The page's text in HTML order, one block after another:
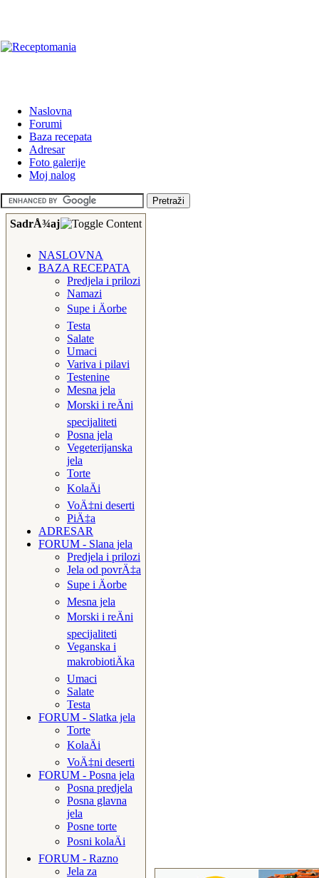
Naslovna
Forumi
Baza recepata
Adresar
Foto galerije
Moj nalog
SadrÅ¾aj
NASLOVNA
BAZA RECEPATA
Predjela i prilozi
Namazi
Supe i Äorbe
Testa
Salate
Umaci
Variva i pilavi
Testenine
Mesna jela
Morski i reÄni
specijaliteti
Posna jela
Vegeterijanska
jela
Torte
KolaÄi
VoÄ‡ni deserti
PiÄ‡a
ADRESAR
FORUM - Slana jela
Predjela i prilozi
Jela od povrÄ‡a
Supe i Äorbe
Mesna jela
Morski i reÄni
specijaliteti
Veganska i
makrobiotiÄka
Umaci
Salate
Testa
FORUM - Slatka jela
Torte
KolaÄi
VoÄ‡ni deserti
FORUM - Posna jela
Posna predjela
Posna glavna
jela
Posne torte
Posni kolaÄi
FORUM - Razno
Jela za